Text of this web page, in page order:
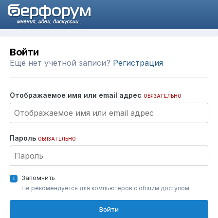
Войти
Ещё нет учётной записи? Регистрация
Отображаемое имя или email адрес ОБЯЗАТЕЛЬНО
Пароль ОБЯЗАТЕЛЬНО
Запомнить
Не рекомендуется для компьютеров с общим доступом
Войти